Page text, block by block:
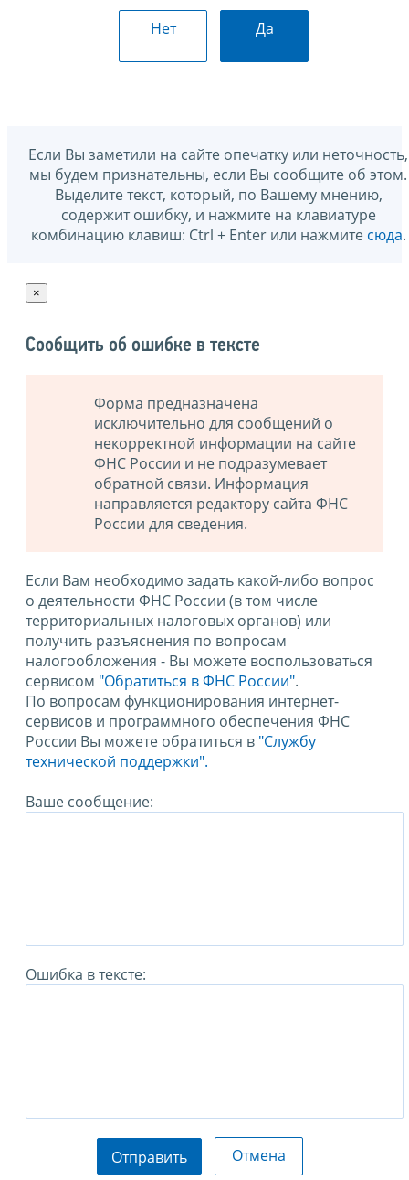
Нет Да
Если Вы заметили на сайте опечатку или неточность,
мы будем признательны, если Вы сообщите об этом.
Выделите текст, который, по Вашему мнению,
содержит ошибку, и нажмите на клавиатуре
комбинацию клавиш: Ctrl + Enter или нажмите сюда.
×
Сообщить об ошибке в тексте
Форма предназначена
исключительно для сообщений о
некорректной информации на сайте
ФНС России и не подразумевает
обратной связи. Информация
направляется редактору сайта ФНС
России для сведения.
Если Вам необходимо задать какой-либо вопрос
о деятельности ФНС России (в том числе
территориальных налоговых органов) или
получить разъяснения по вопросам
налогообложения - Вы можете воспользоваться
сервисом "Обратиться в ФНС России".
По вопросам функционирования интернет-
сервисов и программного обеспечения ФНС
России Вы можете обратиться в "Службу
технической поддержки".
Ваше сообщение:
Ошибка в тексте:
Отправить Отмена